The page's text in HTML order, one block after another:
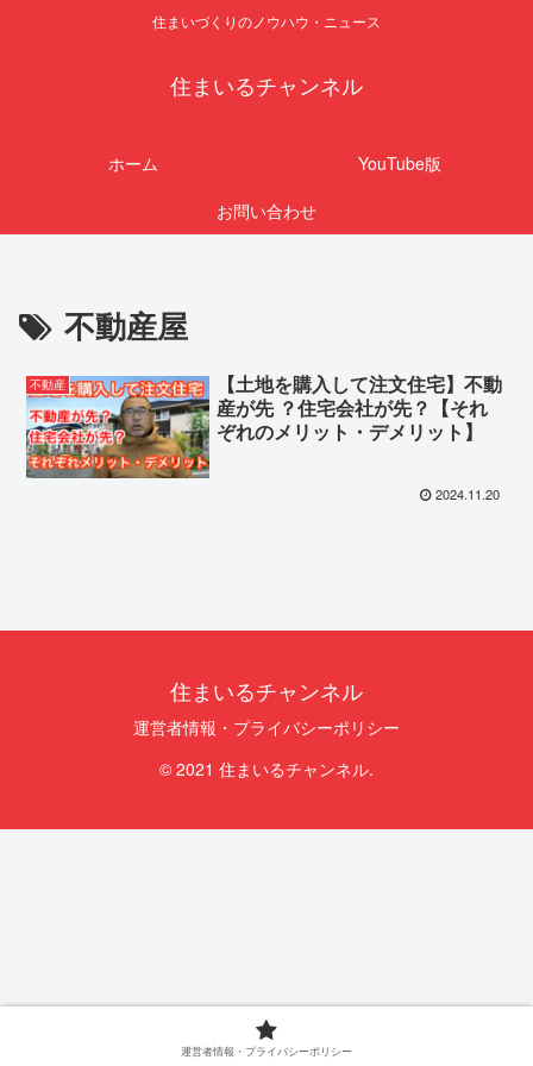
住まいづくりのノウハウ・ニュース
住まいるチャンネル
ホーム
YouTube版
お問い合わせ
不動産屋
不動産
【土地を購入して注文住宅】不動
産が先 ？住宅会社が先？【それ
ぞれのメリット・デメリット】
2024.11.20
住まいるチャンネル
運営者情報・プライバシーポリシー
© 2021 住まいるチャンネル.
運営者情報・プライバシーポリシー